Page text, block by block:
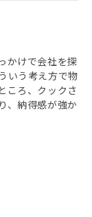
かけで会社を探
いう考え方で物
ころ、クックさ
、納得感が強か